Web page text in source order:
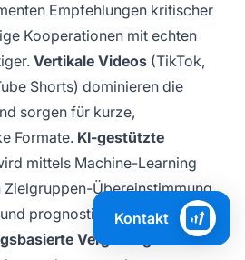
Empfehlungen kritischer
Kooperationen mit echten
Vertikale Videos (TikTok,
Shorts) dominieren die
sorgen für kurze,
Formate. KI-gestützte
mittels Machine-Learning
Übereinstimmung,
prognostizierter Performance
Vergütungsmodelle
Kontakt